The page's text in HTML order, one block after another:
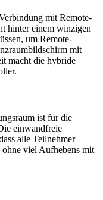
mit Remote-
hinter einem winzigen
um Remote-
mit
macht die hybride
ist für die
einwandfreie
alle Teilnehmer
ohne viel Aufhebens mit